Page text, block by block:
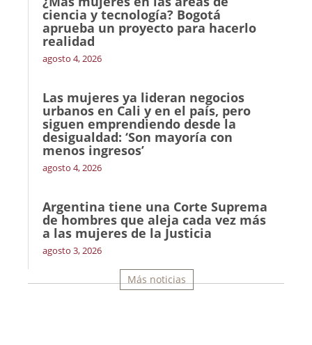
ciencia y tecnología? Bogotá
aprueba un proyecto para hacerlo
realidad
agosto 4, 2026
Las mujeres ya lideran negocios
urbanos en Cali y en el país, pero
siguen emprendiendo desde la
desigualdad: ‘Son mayoría con
menos ingresos’
agosto 4, 2026
Argentina tiene una Corte Suprema
de hombres que aleja cada vez más
a las mujeres de la Justicia
agosto 3, 2026
Más noticias